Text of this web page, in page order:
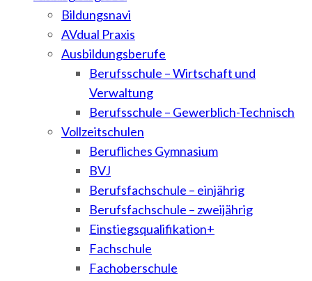
Bildungsnavi
AVdual Praxis
Ausbildungsberufe
Berufsschule – Wirtschaft und
Verwaltung
Berufsschule – Gewerblich-Technisch
Vollzeitschulen
Berufliches Gymnasium
BVJ
Berufsfachschule – einjährig
Berufsfachschule – zweijährig
Einstiegsqualifikation+
Fachschule
Fachoberschule